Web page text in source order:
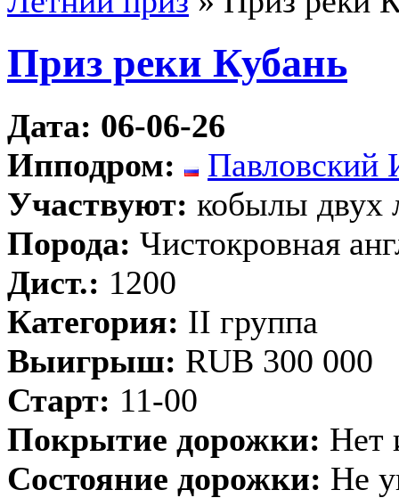
Приз реки Кубань
Дата: 06-06-26
Ипподром:
Павловский
Участвуют: кобылы двух
Порода: Чистокровная
Дист.: 1200
Категория: II группа
Выигрыш: RUB 300 000
Старт: 11-00
Покрытие дорожки: Нет
Состояние дорожки: Не